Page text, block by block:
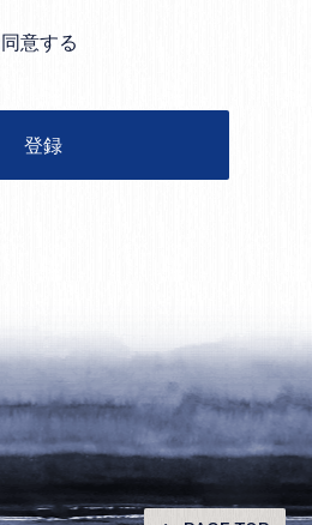
意する
登録